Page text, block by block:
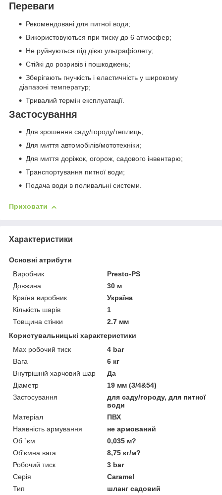
Переваги
Рекомендовані для питної води;
Використовуються при тиску до 6 атмосфер;
Не руйнуються під дією ультрафіолету;
Стійкі до розривів і пошкоджень;
Зберігають гнучкість і еластичність у широкому
діапазоні температур;
Тривалий термін експлуатації.
Застосування
Для зрошення саду/городу/теплиць;
Для миття автомобілів/мототехніки;
Для миття доріжок, огорож, садового інвентарю;
Транспортування питної води;
Подача води в поливальні системи.
Приховати
Характеристики
Основні атрибути
Виробник
Presto-PS
Довжина
30 м
Країна виробник
Україна
Кількість шарів
1
Товщина стінки
2.7 мм
Користувальницькі характеристики
Max робочий тиск
4 bar
Вага
6 кг
Внутрішній харчовий шар
Да
Діаметр
19 мм (3/4&54)
Застосування
для саду/городу, для питної
води
Матеріал
ПВХ
Наявність армування
не армований
Об `єм
0,035 м?
Об'ємна вага
8,75 кг/м?
Робочий тиск
3 bar
Серія
Caramel
Тип
шланг садовий